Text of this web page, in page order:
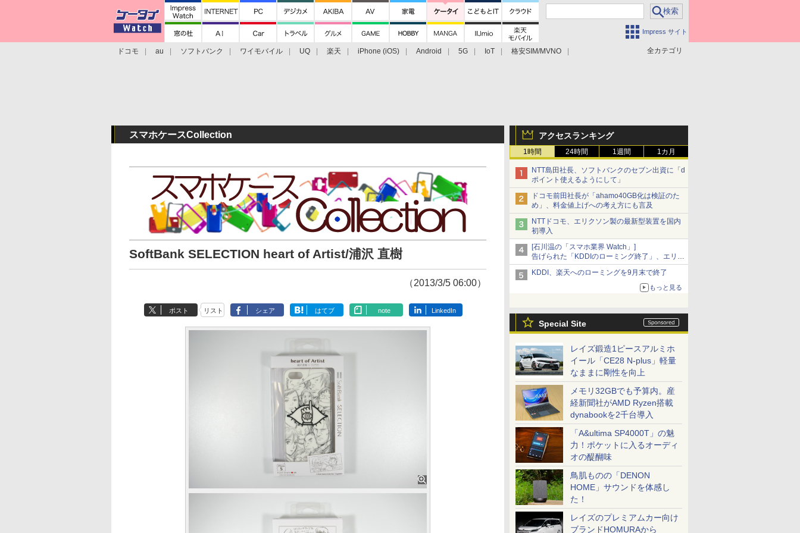
Impress サイト
全カテゴリ
ドコモ au ソフトバンク ワイモバイル UQ 楽天 iPhone (iOS) Android 5G IoT
格安SIM/MVNO
アクセスランキング
1時間 24時間 1週間 1カ月
NTT島田社長、ソフトバンクのセブン出資に「d
ポイント使えるようにして」
ドコモ前田社長が「ahamo40GB化は検証のた
め」、料金値上げへの考え方にも言及
NTTドコモ、エリクソン製の最新型装置を国内
初導入
[石川温の「スマホ業界 Watch」]
告げられた「KDDIのローミング終了」、エリア
マップの落とし穴と楽天モバイルの課題
KDDI、楽天へのローミングを9月末で終了
もっと見る
Special Site
レイズ鍛造1ピースアルミホ
イール「CE28 N-plus」軽量
なままに剛性を向上
メモリ32GBでも予算内。産
経新聞社がAMD Ryzen搭載
dynabookを2千台導入
「A&ultima SP4000T」の魅
力！ポケットに入るオーディ
オの醍醐味
鳥肌ものの「DENON
HOME」サウンドを体感し
た！
レイズのプレミアムカー向け
ブランドHOMURAから
スマホケースCollection
SoftBank SELECTION heart of Artist/浦沢 直樹
（2013/3/5 06:00）
ポスト リスト シェア はてブ note LinkedIn